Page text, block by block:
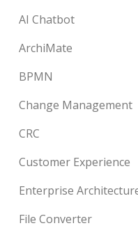
AI Chatbot
ArchiMate
BPMN
Change Management
CRC
Customer Experience
Enterprise
File Converter